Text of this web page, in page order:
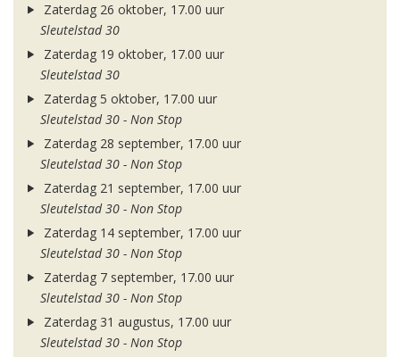
Zaterdag 26 oktober, 17.00 uur
Sleutelstad 30
Zaterdag 19 oktober, 17.00 uur
Sleutelstad 30
Zaterdag 5 oktober, 17.00 uur
Sleutelstad 30 - Non Stop
Zaterdag 28 september, 17.00 uur
Sleutelstad 30 - Non Stop
Zaterdag 21 september, 17.00 uur
Sleutelstad 30 - Non Stop
Zaterdag 14 september, 17.00 uur
Sleutelstad 30 - Non Stop
Zaterdag 7 september, 17.00 uur
Sleutelstad 30 - Non Stop
Zaterdag 31 augustus, 17.00 uur
Sleutelstad 30 - Non Stop